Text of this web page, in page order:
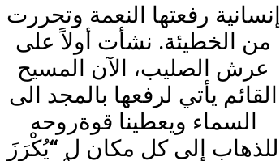
إنسانية رفعتها النعمة وتحررت
من الخطيئة. نشأت أولاً على
عرش الصليب، الآن المسيح
القائم يأتي لرفعها بالمجد الى
السماء ويعطينا قوةروحه
للذهاب إلى كل مكان ل “يُكْرَزَ